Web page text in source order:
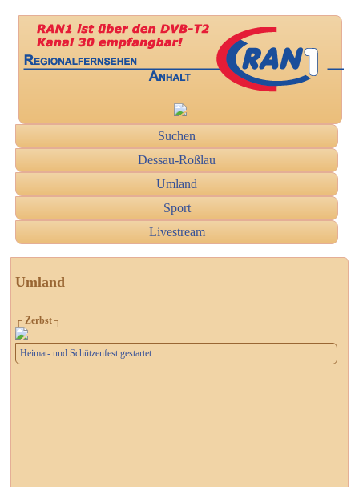
Suchen
Dessau-Roßlau
Umland
Sport
Livestream
Umland
┌ Zerbst ┐
Heimat- und Schützenfest gestartet